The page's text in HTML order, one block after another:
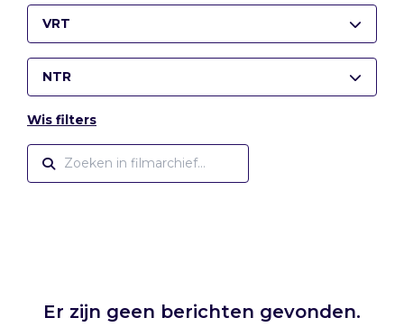
VRT
NTR
Wis filters
Er zijn geen berichten gevonden.